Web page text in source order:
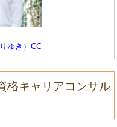
ゆき）CC
格キャリアコンサル